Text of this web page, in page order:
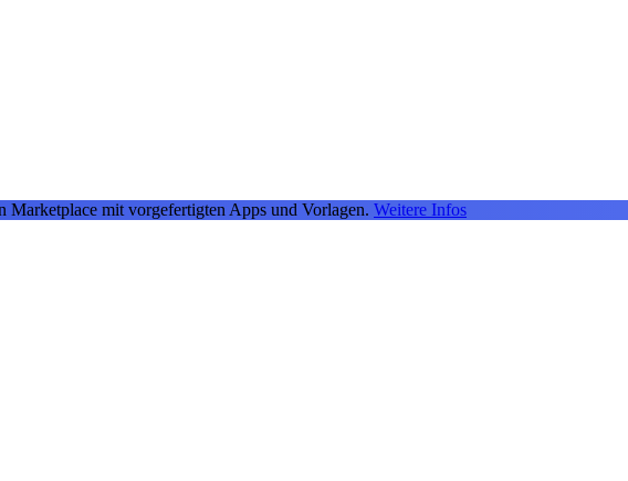
Marketplace mit vorgefertigten Apps und Vorlagen. Weitere Infos